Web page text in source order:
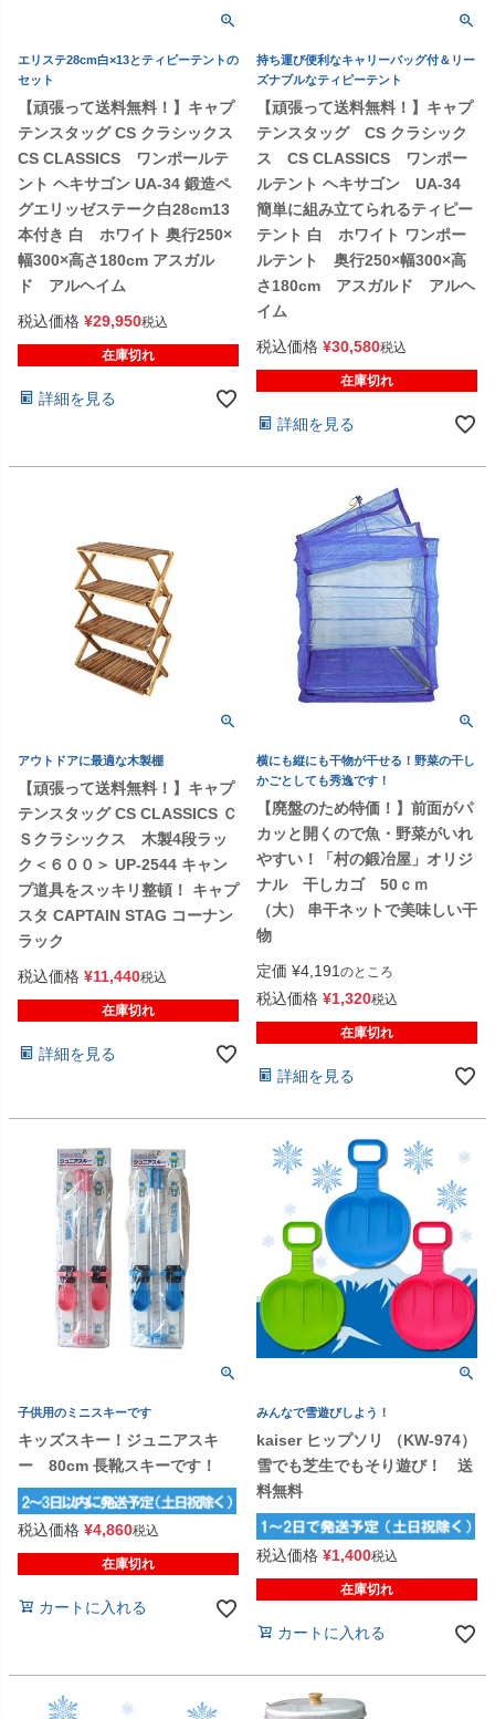
エリステ28cm白×13とティピーテントの
セット
【頑張って送料無料！】キャプ
テンスタッグ CS クラシックス
CS CLASSICS ワンポールテ
ント ヘキサゴン UA-34 鍛造ペ
グエリッゼステーク白28cm13
本付き 白 ホワイト 奥行250×
幅300×高さ180cm アスガル
ド アルヘイム
税込価格 ¥29,950税込
在庫切れ
詳細を見る
持ち運び便利なキャリーバッグ付＆リー
ズナブルなティピーテント
【頑張って送料無料！】キャプ
テンスタッグ CS クラシック
ス CS CLASSICS ワンポー
ルテント ヘキサゴン UA-34
簡単に組み立てられるティピー
テント 白 ホワイト ワンポー
ルテント 奥行250×幅300×高
さ180cm アスガルド アルヘ
イム
税込価格 ¥30,580税込
在庫切れ
詳細を見る
アウトドアに最適な木製棚
【頑張って送料無料！】キャプ
テンスタッグ CS CLASSICS Ｃ
Ｓクラシックス 木製4段ラッ
ク＜６００＞ UP-2544 キャン
プ道具をスッキリ整頓！ キャプ
スタ CAPTAIN STAG コーナン
ラック
税込価格 ¥11,440税込
在庫切れ
詳細を見る
横にも縦にも干物が干せる！野菜の干し
かごとしても秀逸です！
【廃盤のため特価！】前面がパ
カッと開くので魚・野菜がいれ
やすい！「村の鍛冶屋」オリジ
ナル 干しカゴ 50ｃｍ
（大） 串干ネットで美味しい干
物
定価 ¥4,191 のところ
税込価格 ¥1,320税込
在庫切れ
詳細を見る
子供用のミニスキーです
キッズスキー！ジュニアスキ
ー 80cm 長靴スキーです！
税込価格 ¥4,860税込
在庫切れ
カートに入れる
みんなで雪遊びしよう！
kaiser ヒップソリ （KW-974）
雪でも芝生でもそり遊び！ 送
料無料
税込価格 ¥1,400税込
在庫切れ
カートに入れる